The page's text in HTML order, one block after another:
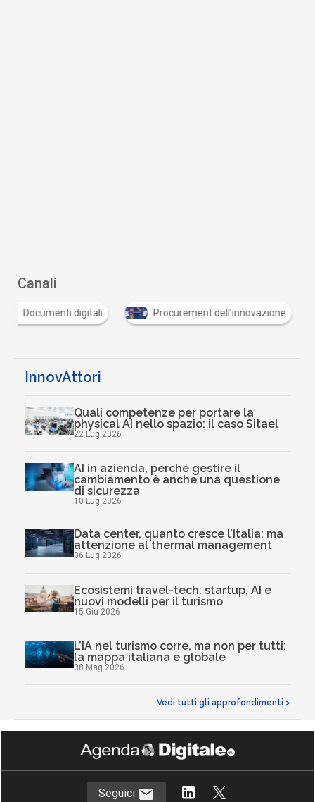
Canali
Documenti digitali Procurement dell'innovazione
InnovAttori
Quali competenze per portare la
physical AI nello spazio: il caso Sitael
22 Lug 2026
AI in azienda, perché gestire il
cambiamento è anche una questione
di sicurezza
10 Lug 2026
Data center, quanto cresce l’Italia: ma
attenzione al thermal management
06 Lug 2026
Ecosistemi travel-tech: startup, AI e
nuovi modelli per il turismo
15 Giu 2026
L’IA nel turismo corre, ma non per tutti:
la mappa italiana e globale
08 Mag 2026
Vedi tutti gli approfondimenti >
Seguici